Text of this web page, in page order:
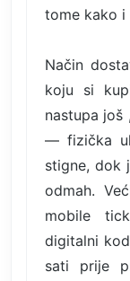
tome kako i
Način
koju si
nastupa još
— fizička
stigne, dok
odmah.
mobile
digitalni
sati prije